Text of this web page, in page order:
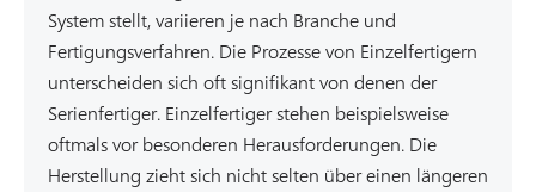
System stellt, variieren je nach Branche und
Fertigungsverfahren. Die Prozesse von Einzelfertigern
unterscheiden sich oft signifikant von denen der
Serienfertiger. Einzelfertiger stehen beispielsweise
oftmals vor besonderen Herausforderungen. Die
Herstellung zieht sich nicht selten über einen längeren